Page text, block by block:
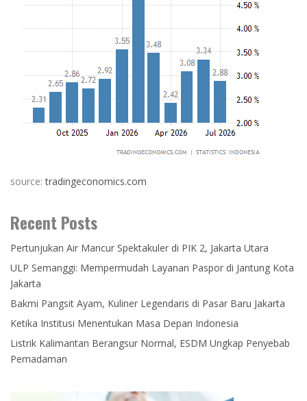
source:tradingeconomics.com
Recent Posts
Pertunjukan Air Mancur Spektakuler di PIK 2, Jakarta Utara
ULP Semanggi: Mempermudah Layanan Paspor di Jantung Kota
Jakarta
Bakmi Pangsit Ayam, Kuliner Legendaris di Pasar Baru Jakarta
Ketika Institusi Menentukan Masa Depan Indonesia
Listrik Kalimantan Berangsur Normal, ESDM Ungkap Penyebab
Pemadaman